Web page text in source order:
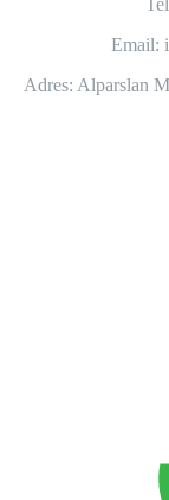
Email:
Adres: Alparslan